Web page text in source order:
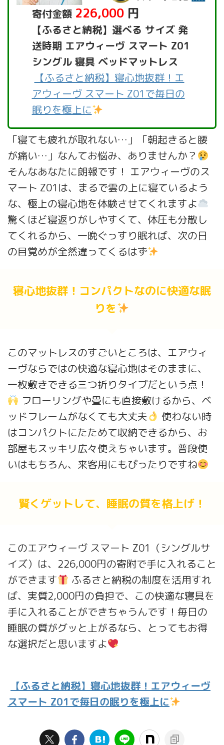
寄付金額 226,000円
【ふるさと納税】選べる サイズ 発
送時期 エアウィーヴ スマート Z01
シングル 寝具 ベッドマットレス
【ふるさと納税】寝心地抜群！エ
アウィーヴ スマート Z01で毎日の
眠りを極上に
「寝ても疲れが取れない…」「朝起きると腰
が痛い…」なんてお悩み、ありませんか？
そんなあなたに朗報です！ エアウィーヴのス
マート Z01は、まるで雲の上に寝ているよう
な、極上の寝心地を体験させてくれますよ
驚くほど寝返りがしやすくて、体圧も分散し
てくれるから、一晩ぐっすり眠れば、次の日
の目覚めが全然違ってくるはず
寝心地抜群！コンパクトなのに快適な眠
りを
このマットレスのすごいところは、エアウィ
ーヴならではの快適な寝心地はそのままに、
一枚敷きできる三つ折りタイプだという点！
フローリングや畳にも直接敷けるから、ベ
ッドフレームがなくても大丈夫
使わない時
はコンパクトにたためて収納できるから、お
部屋もスッキリ広々使えちゃいます。普段使
いはもちろん、来客用にもぴったりですね
賢くゲットして、睡眠の質を格上げ！
このエアウィーヴ スマート Z01（シングルサ
イズ）は、226,000円の寄附で手に入れること
ができます
ふるさと納税の制度を活用すれ
ば、実質2,000円の負担で、この快適な寝具を
手に入れることができちゃうんです！毎日の
睡眠の質がグッと上がるなら、とってもお得
な選択だと思いますよ
【ふるさと納税】寝心地抜群！エアウィーヴ
スマート Z01で毎日の眠りを極上に